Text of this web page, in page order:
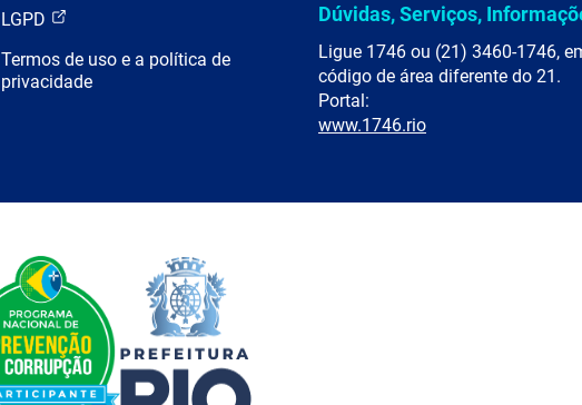
LGPD
Termos de uso e a política de
privacidade
Dúvidas, Serviços,
Ligue 1746 ou (21) 3460-1746,
código de área diferente do 21.
Portal:
www.1746.rio